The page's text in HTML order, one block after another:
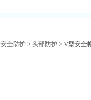
安全防护 > 头部防护 > V型安全